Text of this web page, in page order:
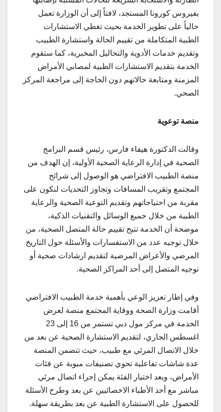
بفيروس كورونا المستجد، لافتاً إلى أن الوزارة تعمل
حالياً على تطوير الخدمة بحيث تغطي الاستشارات
الطبية المتكاملة من تقييم الحالة واستشارة الطبيب
وتقديم خدمات الأدوية والتحاليل المخبرية، كما ستقوم
الخدمة بتقديم الاستشارات الطبية لمصابي الأمراض
المزمنة ومتابعة حالاتهم دون الحاجة إلى مراجعة المركز
الصحي.
منصة توعوية
وقالت الدكتورة هيفاء فارس، رئيس قسم البرامج
الصحية في إدارة الرعاية الصحية الأولية، إن الهدف من
منصة الطبيب الافتراضي هو الوصول إلى شرائح
المجتمع وتقريب المسافات وتجاوز التحديات لنكون على
مقربة من احتياجاتهم وتقديم التوعية الصحية والرعاية
الطبية من خلال جميع الوسائل والتقنيات الذكية،
موضحة أن الخدمة تتيح تقييم حالة المتصل الصحية، من
خلال توجيه عدد من الاستفسارات والأسئلة حول التاريخ
المرضي والأعراض المرضية لتقديم ارشادات صحية أو
توجيه المتصل إلى أحد المراكز الصحية.
وفي إطار تعزيز الوعي بأهمية خدمة الطبيب الافتراضي
أقامت وزارة الصحة ووقاية المجتمع منصة لعرض
الخدمة في مركز مول دبي تستمر من 16 إلى 23
اغسطس الجاري، لتقديم الاستشارة الصحية عن بعد من
خلال الاتصال المرئي مع طبيب، حيث تتضمن المنصة
عدة شاشات تفاعلية تحوي تصنيفات مبوبة عن فئات
الأمراض، وبعد اختيار الفئة يمكن إجراء اتصال مرئي
مباشر مع أحد الأطباء الاخصائيين عن بعد وطرح الأسئلة
للحصول على الاستشارة الطبية عن بعد بطريقة سهلة.